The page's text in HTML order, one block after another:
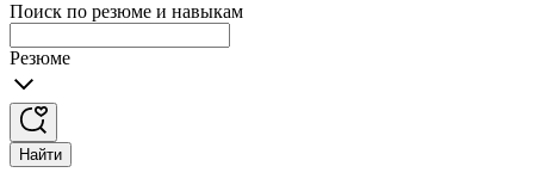
Поиск по резюме и навыкам
Резюме
Найти